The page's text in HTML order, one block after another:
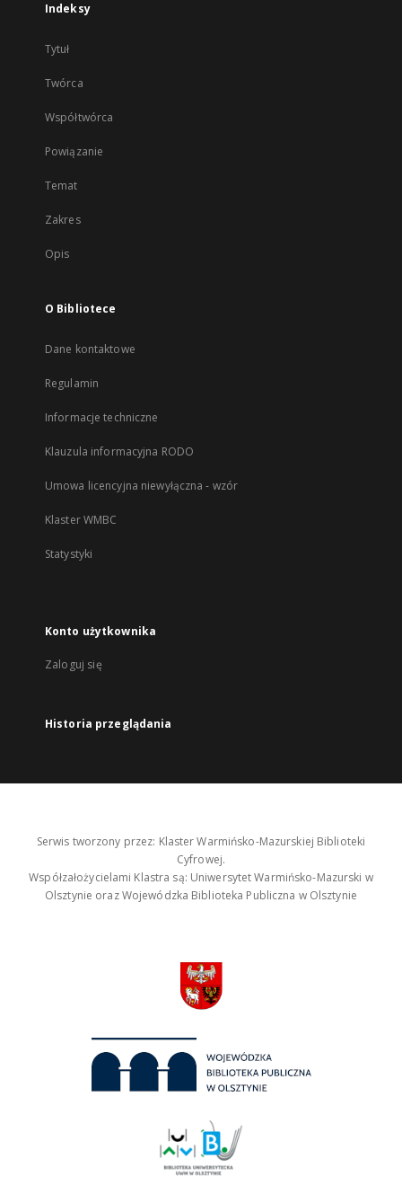
Indeksy
Tytuł
Twórca
Współtwórca
Powiązanie
Temat
Zakres
Opis
O Bibliotece
Dane kontaktowe
Regulamin
Informacje techniczne
Klauzula informacyjna RODO
Umowa licencyjna niewyłączna - wzór
Klaster WMBC
Statystyki
Konto użytkownika
Zaloguj się
Historia przeglądania
Serwis tworzony przez: Klaster Warmińsko-Mazurskiej Biblioteki
Cyfrowej.
Współzałożycielami Klastra są: Uniwersytet Warmińsko-Mazurski w
Olsztynie oraz Wojewódzka Biblioteka Publiczna w Olsztynie